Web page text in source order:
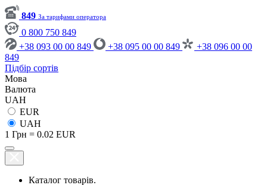
849 За тарифами оператора
0 800 750 849
+38 093 00 00 849
+38 095 00 00 849
+38 096 00 00
849
Підбір сортів
Мова
Валюта
UAH
EUR
UAH
1 Грн = 0.02 EUR
Каталог товарів.